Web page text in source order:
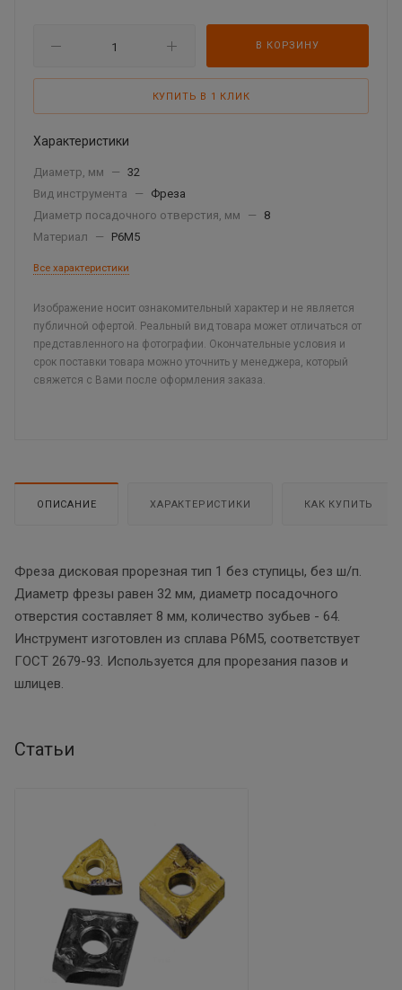
В КОРЗИНУ
КУПИТЬ В 1 КЛИК
Характеристики
Диаметр, мм — 32
Вид инструмента
—
Фреза
Диаметр посадочного отверстия, мм
—
8
Материал
— Р6М5
Все характеристики
Изображение носит ознакомительный характер и не является
публичной офертой. Реальный вид товара может отличаться от
представленного на фотографии. Окончательные условия и
срок поставки товара можно уточнить у менеджера, который
свяжется с Вами после оформления заказа.
ОПИСАНИЕ ХАРАКТЕРИСТИКИ КАК КУПИТЬ
Фреза дисковая прорезная тип 1 без ступицы, без ш/п.
Диаметр фрезы равен 32 мм, диаметр посадочного
отверстия составляет 8 мм, количество зубьев - 64.
Инструмент изготовлен из сплава Р6М5, соответствует
ГОСТ 2679-93. Используется для прорезания пазов и
шлицев.
Статьи